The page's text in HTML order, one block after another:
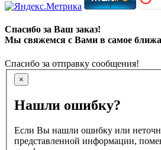
Спасибо за Ваш заказ!
Мы свяжемся с Вами в самое
Спасибо за отправку сообщения!
×
Нашли ошибку?
Если Вы нашли ошибку или
представленной информации,